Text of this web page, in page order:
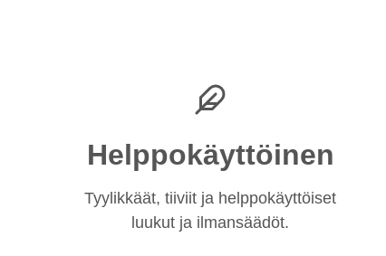
Helppokäyttöinen
Tyylikkäät, tiiviit ja helppokäyttöiset
luukut ja ilmansäädöt.